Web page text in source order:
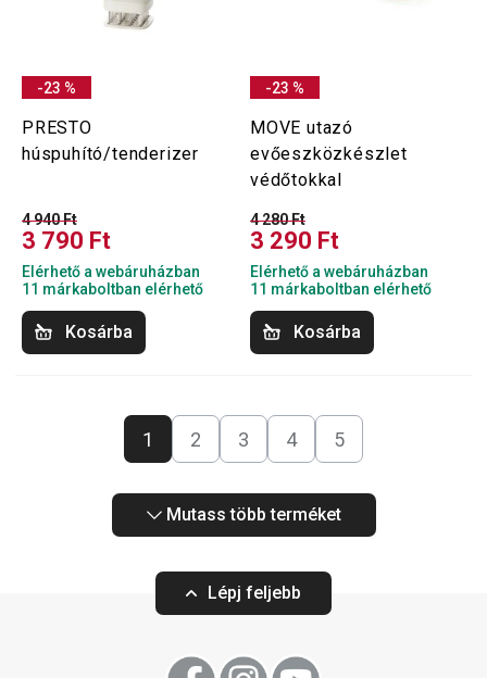
-23 %
PRESTO
húspuhító/tenderizer
4 940 Ft
3 790 Ft
Elérhető a webáruházban
11 márkaboltban elérhető
Kosárba
-23 %
MOVE utazó
evőeszközkészlet
védőtokkal
4 280 Ft
3 290 Ft
Elérhető a webáruházban
11 márkaboltban elérhető
Kosárba
1 2 3 4 5
Mutass több terméket
Lépj feljebb